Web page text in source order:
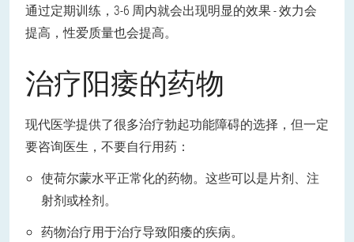
通过定期训练，3-6 周内就会出现明显的效果 - 效力会
提高，性爱质量也会提高。
治疗阳痿的药物
现代医学提供了很多治疗勃起功能障碍的选择，但一定
要咨询医生，不要自行用药：
使荷尔蒙水平正常化的药物。这些可以是片剂、注
射剂或栓剂。
药物治疗用于治疗导致阳痿的疾病。